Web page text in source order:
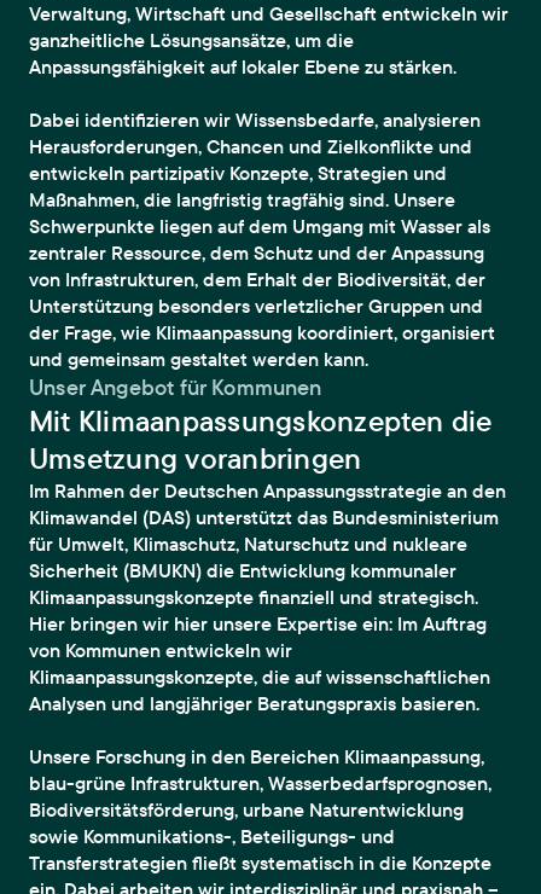
Verwaltung, Wirtschaft und Gesellschaft entwickeln wir
ganzheitliche Lösungsansätze, um die
Anpassungsfähigkeit auf lokaler Ebene zu stärken.
Dabei identifizieren wir Wissensbedarfe, analysieren
Herausforderungen, Chancen und Zielkonflikte und
entwickeln partizipativ Konzepte, Strategien und
Maßnahmen, die langfristig tragfähig sind. Unsere
Schwerpunkte liegen auf dem Umgang mit Wasser als
zentraler Ressource, dem Schutz und der Anpassung
von Infrastrukturen, dem Erhalt der Biodiversität, der
Unterstützung besonders verletzlicher Gruppen und
der Frage, wie Klimaanpassung koordiniert, organisiert
und gemeinsam gestaltet werden kann.
Unser Angebot für Kommunen
Mit Klimaanpassungskonzepten die
Umsetzung voranbringen
Im Rahmen der Deutschen Anpassungsstrategie an den
Klimawandel (DAS) unterstützt das Bundesministerium
für Umwelt, Klimaschutz, Naturschutz und nukleare
Sicherheit (BMUKN) die Entwicklung kommunaler
Klimaanpassungskonzepte finanziell und strategisch.
Hier bringen wir hier unsere Expertise ein: Im Auftrag
von Kommunen entwickeln wir
Klimaanpassungskonzepte, die auf wissenschaftlichen
Analysen und langjähriger Beratungspraxis basieren.
Unsere Forschung in den Bereichen Klimaanpassung,
blau-grüne Infrastrukturen, Wasserbedarfsprognosen,
Biodiversitätsförderung, urbane Naturentwicklung
sowie Kommunikations-, Beteiligungs- und
Transferstrategien fließt systematisch in die Konzepte
ein. Dabei arbeiten wir interdisziplinär und praxisnah –